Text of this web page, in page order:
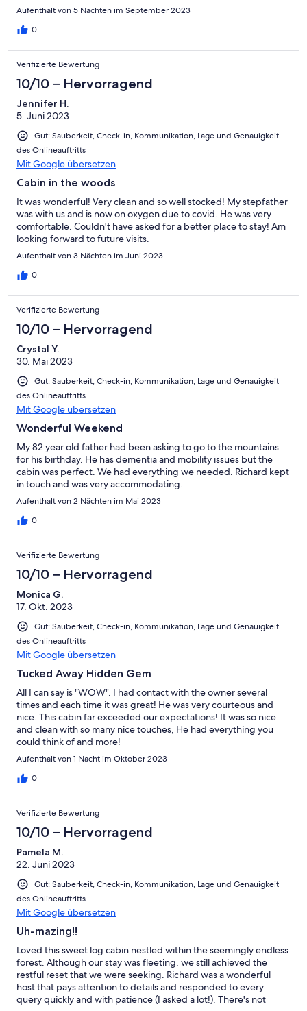
Aufenthalt von 5 Nächten im September 2023
0
Verifizierte Bewertung
10/10 – Hervorragend
Jennifer H.
5. Juni 2023
Gut: Sauberkeit, Check-in, Kommunikation, Lage und Genauigkeit
des Onlineauftritts
Mit Google übersetzen
Cabin in the woods
It was wonderful! Very clean and so well stocked! My stepfather
was with us and is now on oxygen due to covid. He was very
comfortable. Couldn't have asked for a better place to stay! Am
looking forward to future visits.
Aufenthalt von 3 Nächten im Juni 2023
0
Verifizierte Bewertung
10/10 – Hervorragend
Crystal Y.
30. Mai 2023
Gut: Sauberkeit, Check-in, Kommunikation, Lage und Genauigkeit
des Onlineauftritts
Mit Google übersetzen
Wonderful Weekend
My 82 year old father had been asking to go to the mountains
for his birthday. He has dementia and mobility issues but the
cabin was perfect. We had everything we needed. Richard kept
in touch and was very accommodating.
Aufenthalt von 2 Nächten im Mai 2023
0
Verifizierte Bewertung
10/10 – Hervorragend
Monica G.
17. Okt. 2023
Gut: Sauberkeit, Check-in, Kommunikation, Lage und Genauigkeit
des Onlineauftritts
Mit Google übersetzen
Tucked Away Hidden Gem
All I can say is "WOW". I had contact with the owner several
times and each time it was great! He was very courteous and
nice. This cabin far exceeded our expectations! It was so nice
and clean with so many nice touches, He had everything you
could think of and more!
Aufenthalt von 1 Nacht im Oktober 2023
0
Verifizierte Bewertung
10/10 – Hervorragend
Pamela M.
22. Juni 2023
Gut: Sauberkeit, Check-in, Kommunikation, Lage und Genauigkeit
des Onlineauftritts
Mit Google übersetzen
Uh-mazing!!
Loved this sweet log cabin nestled within the seemingly endless
forest. Although our stay was fleeting, we still achieved the
restful reset that we were seeking. Richard was a wonderful
host that pays attention to details and responded to every
query quickly and with patience (I asked a lot!). There's not